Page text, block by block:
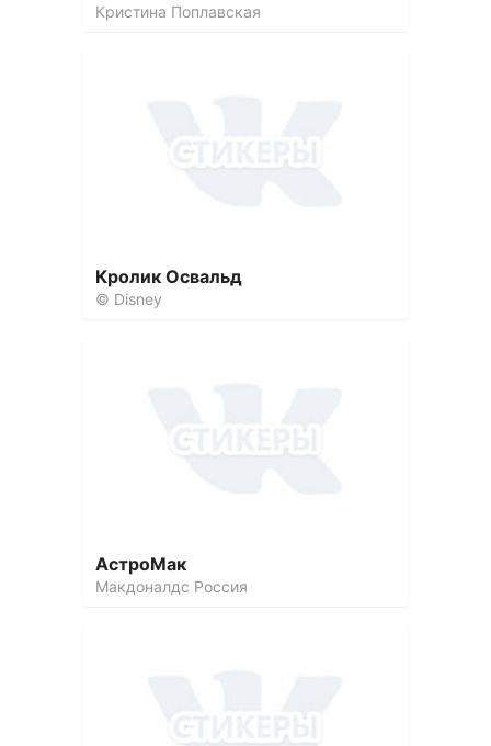
Кристина Поплавская
Кролик Освальд
© Disney
АстроМак
Макдоналдс Россия